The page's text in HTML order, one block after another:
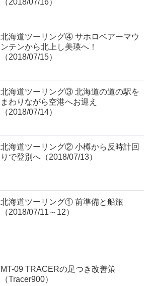
（2018/07/16）
北海道ツーリング④ サホロベアーマウ
ンテンから北上し美瑛へ！
（2018/07/15）
北海道ツーリング③ 北海道の道の駅を
まわりながら空港へお迎え
（2018/07/14）
北海道ツーリング② 小樽から反時計回
りで登別へ（2018/07/13）
北海道ツーリング① 前準備と船旅
（2018/07/11～12）
MT-09 TRACERの足つき改善策
（Tracer900）